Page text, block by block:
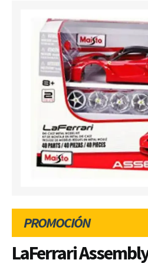
PROMOCIÓN
LaFerrari